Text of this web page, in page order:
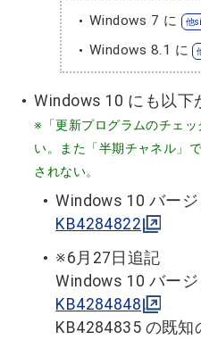
Windows 7 に
Windows 8.1 に
Windows 10 にも以下
※「更新プログラムのチェ
い。また「半期チャネル」
されない。
Windows 10 バージ
KB4284822
※6月27日追記
Windows 10 バージ
KB4284848
KB4284835 の既